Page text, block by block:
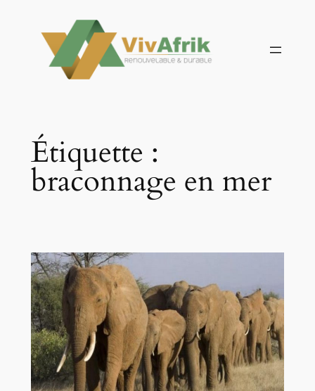
contenu
Étiquette :
braconnage en mer